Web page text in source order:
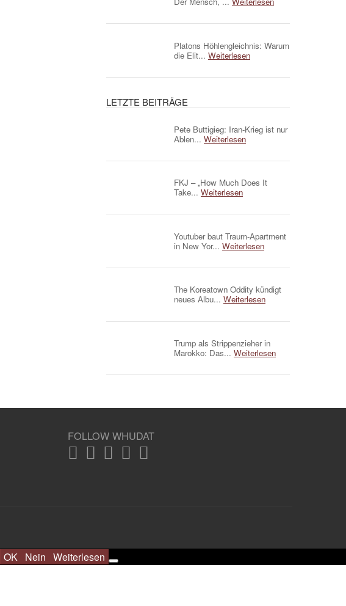
Platons Höhlengleichnis: Warum
die Elit... Weiterlesen
LETZTE BEITRÄGE
Pete Buttigieg: Iran-Krieg ist nur
Ablen... Weiterlesen
FKJ – „How Much Does It
Take... Weiterlesen
Youtuber baut Traum-Apartment
in New Yor... Weiterlesen
The Koreatown Oddity kündigt
neues Albu... Weiterlesen
Trump als Strippenzieher in
Marokko: Das... Weiterlesen
FOLLOW WHUDAT
OK Nein Weiterlesen